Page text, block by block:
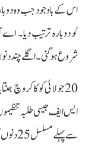
اس کے باوجود جب وہ
کو دوبارہ ترتیب دیا۔
شروع ہو گئی۔ اگلے چند دنوں میں رجسٹر میں
20 جولائی کو کاکروچ
ایس ایف جیسی طلبہ
سے